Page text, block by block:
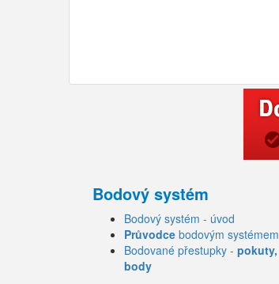
Bodový systém
Bodový systém - úvod
Průvodce bodovým systémem
Bodované přestupky - pokuty,
body